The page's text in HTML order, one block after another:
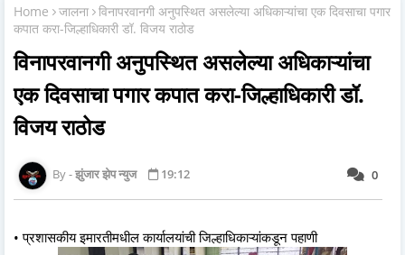
Home जालना विनापरवानगी अनुपस्थित असलेल्या अधिकाऱ्यांचा एक दिवसाचा पगार
कपात करा-जिल्हाधिकारी डॉ. विजय राठोड
विनापरवानगी अनुपस्थित असलेल्या अधिकाऱ्यांचा
एक दिवसाचा पगार कपात करा-जिल्हाधिकारी डॉ.
विजय राठोड
0
झुंजार झेप न्युज 19:12
• प्रशासकीय इमारतीमधील कार्यालयांची जिल्हाधिकाऱ्यांकडून पहाणी